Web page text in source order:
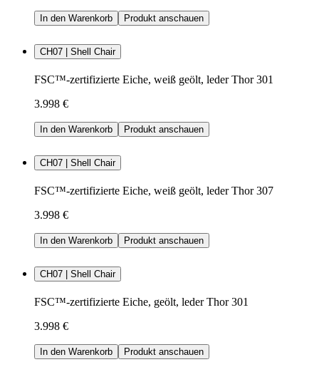
In den Warenkorb Produkt anschauen
CH07 | Shell Chair
FSC™-zertifizierte Eiche, weiß geölt, leder Thor 301
3.998 €
In den Warenkorb Produkt anschauen
CH07 | Shell Chair
FSC™-zertifizierte Eiche, weiß geölt, leder Thor 307
3.998 €
In den Warenkorb Produkt anschauen
CH07 | Shell Chair
FSC™-zertifizierte Eiche, geölt, leder Thor 301
3.998 €
In den Warenkorb Produkt anschauen